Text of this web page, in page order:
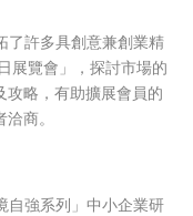
了許多具創意兼創業精
展覽會」，探討市場的
攻略，有助擴展會員的
商。
自強系列」中小企業研